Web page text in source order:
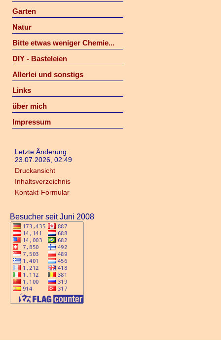
Garten
Natur
Bitte etwas weniger Chemie...
DIY - Basteleien
Allerlei und sonstigs
Links
über mich
Impressum
Letzte Änderung:
23.07.2026, 02:49
Druckansicht
Inhaltsverzeichnis
Kontakt-Formular
Besucher seit Juni 2008